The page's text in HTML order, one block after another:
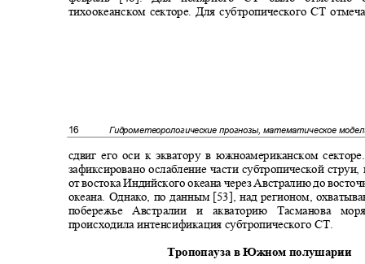
тихоокеанском секторе. Для субтропического СТ
16 Гидрометеорологические прогнозы, математическое
сдвиг его оси к экватору в южноамериканском
зафиксировано ослабление части субтропической
от востока Индийского океана через Австралию до
океана. Однако, по данным [53], над регионом,
побережье Австралии и акваторию Тасманова
происходила интенсификация субтропического СТ.
Тропопауза в Южном полушарии